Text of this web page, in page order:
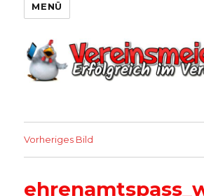
MENÜ
Vorheriges Bild